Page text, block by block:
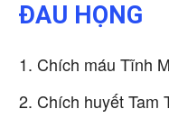
ĐAU HỌNG
Chích máu Tĩnh
Chích huyết Tam